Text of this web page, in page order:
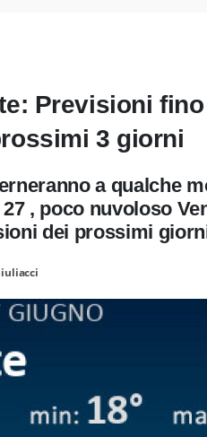
Previsioni
3 giorni
a qualche
, poco nuvoloso
dei prossimi